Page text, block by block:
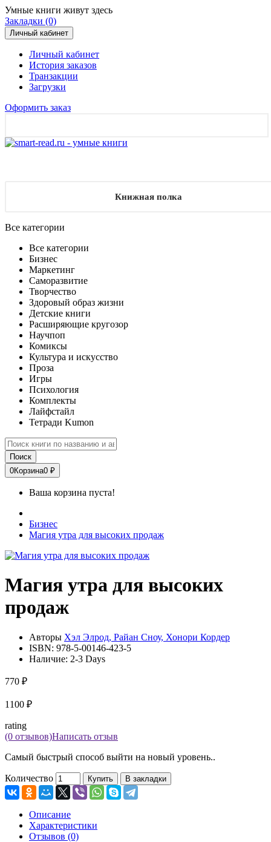
Умные книги живут здесь
Закладки (0)
Личный кабинет
Личный кабинет
История заказов
Транзакции
Загрузки
Оформить заказ
Книжная полка
Все категории
Все категории
Бизнес
Маркетинг
Саморазвитие
Творчество
Здоровый образ жизни
Детские книги
Расширяющие кругозор
Научпоп
Комиксы
Культура и искусство
Проза
Игры
Психология
Комплекты
Лайфстайл
Тетради Kumon
Поиск
0Корзина0 ₽
Ваша корзина пуста!
Бизнес
Магия утра для высоких продаж
Магия утра для высоких
продаж
Авторы Хэл Элрод, Райан Сноу, Хонори Кордер
ISBN: 978-5-00146-423-5
Наличие: 2-3 Days
770 ₽
1100 ₽
rating
(0 отзывов)Написать отзыв
Самый быстрый способ выйти на новый уровень..
Количество Купить В закладки
Описание
Характеристики
Отзывов (0)